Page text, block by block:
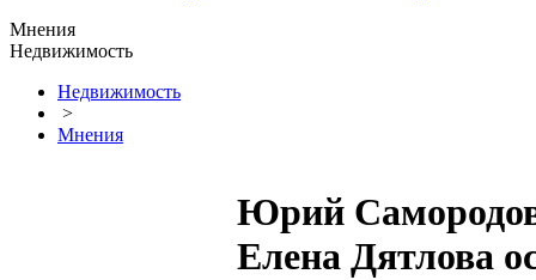
Мнения
Недвижимость
Недвижимость
>
Мнения
Юрий
Елена Дятлова